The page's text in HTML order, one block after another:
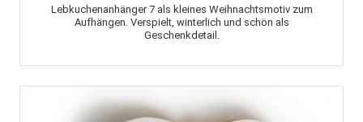
Lebkuchenanhänger 7 als kleines Weihnachtsmotiv zum
Aufhängen. Verspielt, winterlich und schön als
Geschenkdetail.